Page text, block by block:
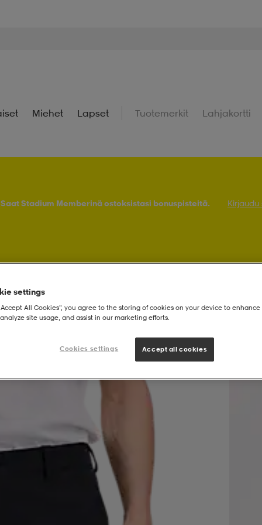
Miehet Lapset Tuotemerkit Lahjakortti
Saat Stadium Memberinä ostoksistasi bonuspisteitä. Kirjaudu
settings
All Cookies”, you agree to the storing of cookies on your device to enhance
site usage, and assist in our marketing efforts.
Cookies settings Accept all cookies